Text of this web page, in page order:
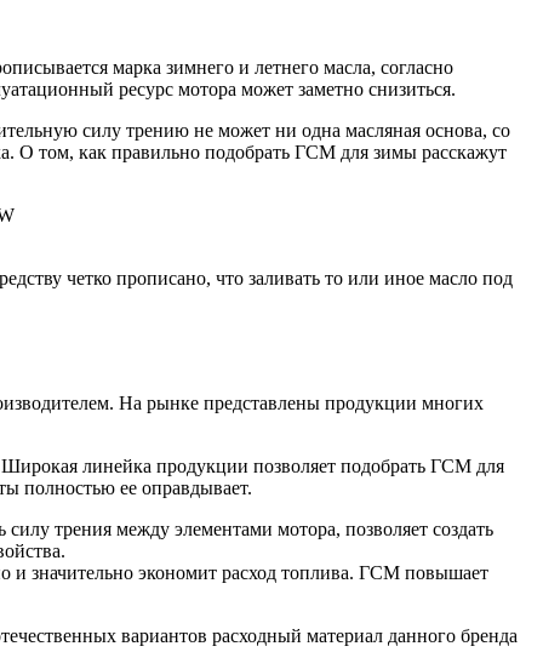
марка зимнего и летнего масла, согласно
ресурс мотора может заметно снизиться.
силу трению не может ни одна масляная основа, со
О том, как правильно подобрать ГСМ для зимы расскажут
четко прописано, что заливать то или иное масло под
На рынке представлены продукции многих
линейка продукции позволяет подобрать ГСМ для
полностью ее оправдывает.
трения между элементами мотора, позволяет создать
и значительно экономит расход топлива. ГСМ повышает
вариантов расходный материал данного бренда